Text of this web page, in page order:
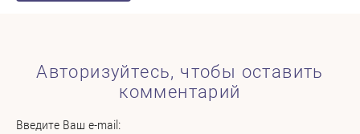
Авторизуйтесь, чтобы оставить
комментарий
Введите Ваш e-mail: